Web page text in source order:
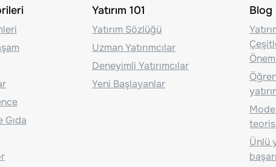
Gıda
Yatırım 101
Yatırım Sözlüğü
Uzman Yatırımcılar
Deneyimli Yatırımcılar
Yeni Başlayanlar
Blog
Ünlü